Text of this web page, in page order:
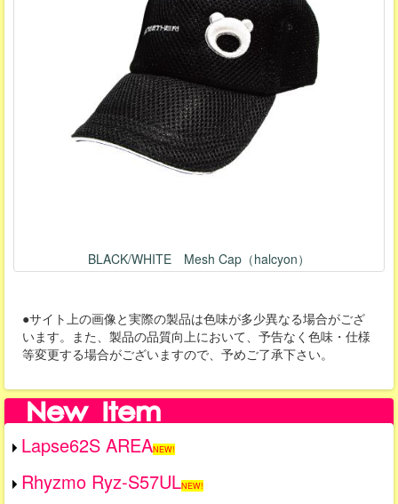
BLACK/WHITE Mesh Cap（halcyon）
●サイト上の画像と実際の製品は色味が多少異なる場合がござ
います。また、製品の品質向上において、予告なく色味・仕様
等変更する場合がございますので、予めご了承下さい。
Lapse62S AREANEW!
Rhyzmo Ryz-S57ULNEW!